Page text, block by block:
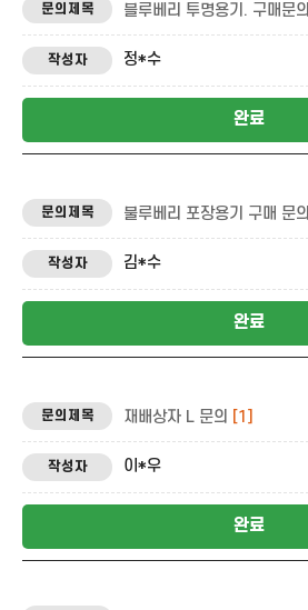
블루베리 투명용기. 구매문의
정*수
완료
불루베리 포장용기 구매 문의
김*수
완료
재배상자 L 문의 [1]
이*우
완료